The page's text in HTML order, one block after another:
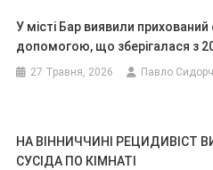
У місті Бар виявили
допомогою, що зберігалася з
27 Травня, 2026 Павло
НА ВІННИЧЧИНІ РЕЦИДИВІСТ
СУСІДА ПО КІМНАТІ